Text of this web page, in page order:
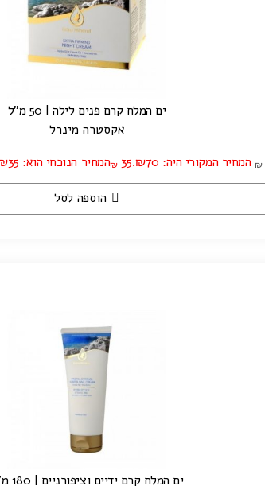
ים המלח קרם פנים לילה | 50 מ"ל
אקסטרה מינרל
₪ המחיר המקורי היה: ₪70. ₪ 35 המחיר הנוכחי הוא: ₪35.
הוספה לסל
ים המלח קרם ידיים וציפורניים | 180 מ"ל